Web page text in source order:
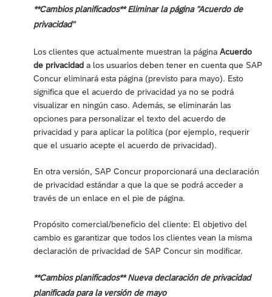
**Cambios planificados** Eliminar la página "Acuerdo de
privacidad"
Los clientes que actualmente muestran la página Acuerdo
de privacidad a los usuarios deben tener en cuenta que SAP
Concur eliminará esta página (previsto para mayo). Esto
significa que el acuerdo de privacidad ya no se podrá
visualizar en ningún caso. Además, se eliminarán las
opciones para personalizar el texto del acuerdo de
privacidad y para aplicar la política (por ejemplo, requerir
que el usuario acepte el acuerdo de privacidad).
En otra versión, SAP Concur proporcionará una declaración
de privacidad estándar a que la que se podrá acceder a
través de un enlace en el pie de página.
Propósito comercial/beneficio del cliente: El objetivo del
cambio es garantizar que todos los clientes vean la misma
declaración de privacidad de SAP Concur sin modificar.
**Cambios planificados** Nueva declaración de privacidad
planificada para la versión de mayo